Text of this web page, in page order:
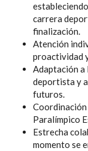
carrera
finalización.
Atención
proactividad
Adaptación a
deportista y
futuros.
Paralímpico
Estrecha
momento se